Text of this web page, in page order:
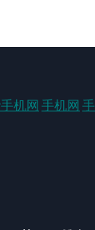
机网 手机网